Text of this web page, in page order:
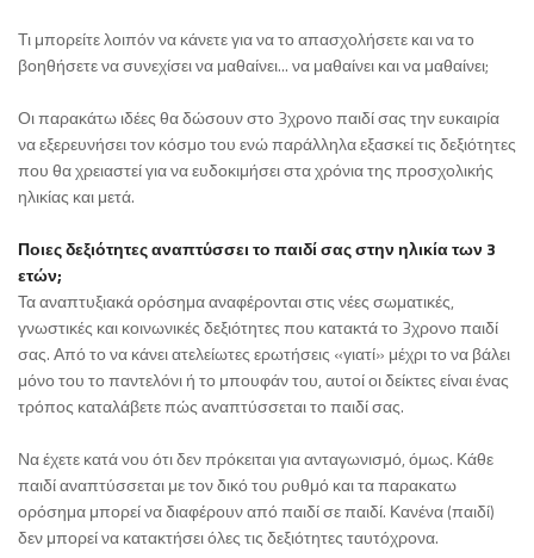
Τι μπορείτε λοιπόν να κάνετε για να το απασχολήσετε και να το
βοηθήσετε να συνεχίσει να μαθαίνει... να μαθαίνει και να μαθαίνει;
Οι παρακάτω ιδέες θα δώσουν στο 3χρονο παιδί σας την ευκαιρία
να εξερευνήσει τον κόσμο του ενώ παράλληλα εξασκεί τις δεξιότητες
που θα χρειαστεί για να ευδοκιμήσει στα χρόνια της προσχολικής
ηλικίας και μετά.
Ποιες δεξιότητες αναπτύσσει το παιδί σας στην ηλικία των 3
ετών;
Τα αναπτυξιακά ορόσημα αναφέρονται στις νέες σωματικές,
γνωστικές και κοινωνικές δεξιότητες που κατακτά το 3χρονο παιδί
σας. Από το να κάνει ατελείωτες ερωτήσεις «γιατί» μέχρι το να βάλει
μόνο του το παντελόνι ή το μπουφάν του, αυτοί οι δείκτες είναι ένας
τρόπος καταλάβετε πώς αναπτύσσεται το παιδί σας.
Να έχετε κατά νου ότι δεν πρόκειται για ανταγωνισμό, όμως. Κάθε
παιδί αναπτύσσεται με τον δικό του ρυθμό και τα παρακατω
ορόσημα μπορεί να διαφέρουν από παιδί σε παιδί. Κανένα (παιδί)
δεν μπορεί να κατακτήσει όλες τις δεξιότητες ταυτόχρονα.